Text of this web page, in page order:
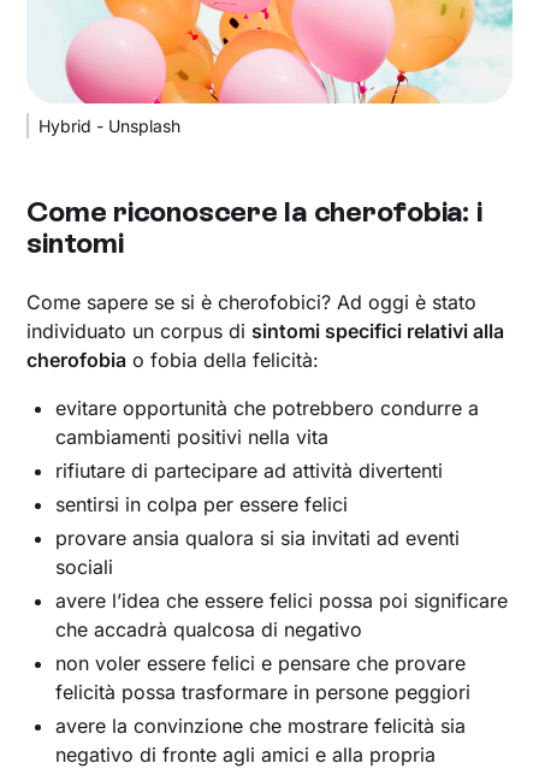
Hybrid - Unsplash
Come riconoscere la cherofobia: i
sintomi
Come sapere se si è cherofobici? Ad oggi è stato
individuato un corpus di sintomi specifici relativi alla
cherofobia o fobia della felicità:
evitare opportunità che potrebbero condurre a
cambiamenti positivi nella vita
rifiutare di partecipare ad attività divertenti
sentirsi in colpa per essere felici
provare ansia qualora si sia invitati ad eventi
sociali
avere l’idea che essere felici possa poi significare
che accadrà qualcosa di negativo
non voler essere felici e pensare che provare
felicità possa trasformare in persone peggiori
avere la convinzione che mostrare felicità sia
negativo di fronte agli amici e alla propria